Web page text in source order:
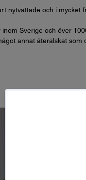
nytvättade och i mycket
Sverige och över
annat återälskat som